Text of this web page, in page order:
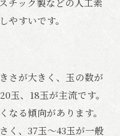
やすいです。
さが大きく、玉の数が
玉、18玉が主流です。
なる傾向があります。
く、37玉～43玉が一般